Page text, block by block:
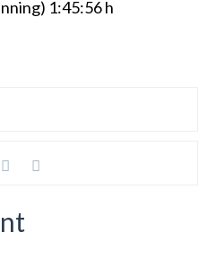
1:45:56 h